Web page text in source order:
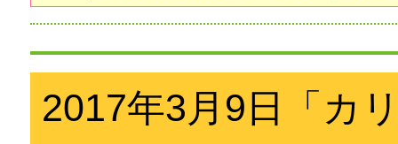
2017年3月9日「カ